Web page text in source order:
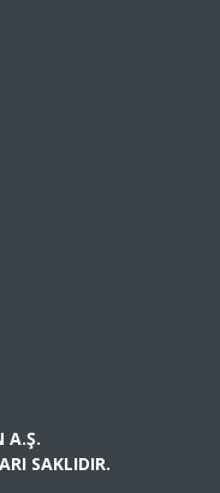
A.Ş.
SAKLIDIR.